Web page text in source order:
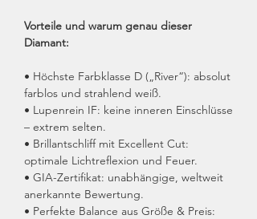
Vorteile und warum genau dieser
Diamant:
• Höchste Farbklasse D („River“): absolut
farblos und strahlend weiß.
• Lupenrein IF: keine inneren Einschlüsse
– extrem selten.
• Brillantschliff mit Excellent Cut:
optimale Lichtreflexion und Feuer.
• GIA-Zertifikat: unabhängige, weltweit
anerkannte Bewertung.
• Perfekte Balance aus Größe & Preis: